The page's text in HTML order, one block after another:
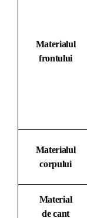
Materialul
frontului
Materialul
corpului
Material
de cant